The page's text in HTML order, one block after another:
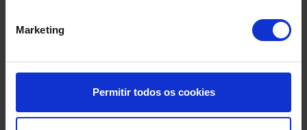
Marketing
Permitir todos os cookies